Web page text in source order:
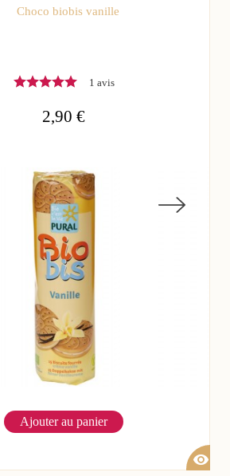
Choco biobis vanille
1 avis
2,90 €
Ajouter au panier
visibility